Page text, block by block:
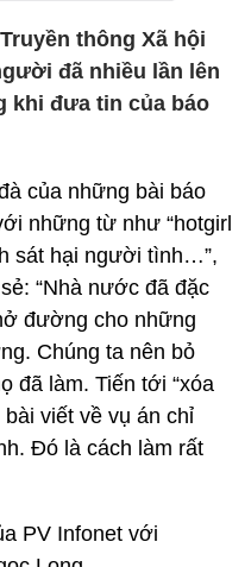
thông Xã hội
đã nhiều lần lên
khi đưa tin của báo
của những bài báo
những từ như “hotgirl
sát hại người tình…”,
“Nhà nước đã đặc
đường cho những
Chúng ta nên bỏ
đã làm. Tiến tới “xóa
viết về vụ án chỉ
Đó là cách làm rất
PV Infonet với